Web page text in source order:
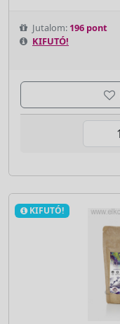
Jutalom: 196 pont
KIFUTÓ!
KIFUTÓ!